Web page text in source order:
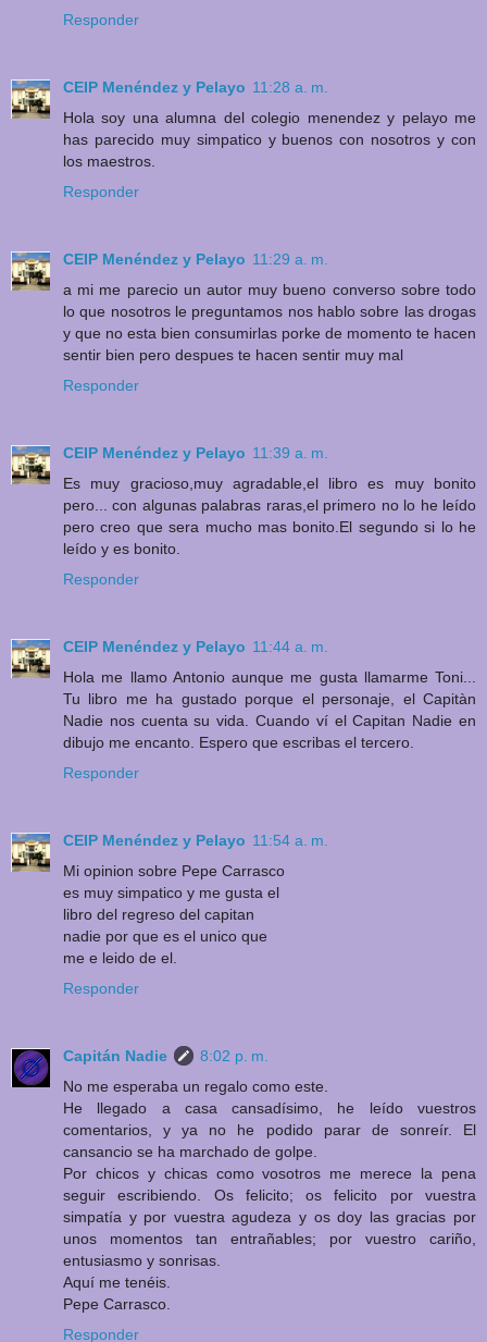
Responder
CEIP Menéndez y Pelayo 11:28 a. m.
Hola soy una alumna del colegio menendez y pelayo me
has parecido muy simpatico y buenos con nosotros y con
los maestros.
Responder
CEIP Menéndez y Pelayo 11:29 a. m.
a mi me parecio un autor muy bueno converso sobre todo
lo que nosotros le preguntamos nos hablo sobre las drogas
y que no esta bien consumirlas porke de momento te hacen
sentir bien pero despues te hacen sentir muy mal
Responder
CEIP Menéndez y Pelayo 11:39 a. m.
Es muy gracioso,muy agradable,el libro es muy bonito
pero... con algunas palabras raras,el primero no lo he leído
pero creo que sera mucho mas bonito.El segundo si lo he
leído y es bonito.
Responder
CEIP Menéndez y Pelayo 11:44 a. m.
Hola me llamo Antonio aunque me gusta llamarme Toni...
Tu libro me ha gustado porque el personaje, el Capitàn
Nadie nos cuenta su vida. Cuando ví el Capitan Nadie en
dibujo me encanto. Espero que escribas el tercero.
Responder
CEIP Menéndez y Pelayo 11:54 a. m.
Mi opinion sobre Pepe Carrasco
es muy simpatico y me gusta el
libro del regreso del capitan
nadie por que es el unico que
me e leido de el.
Responder
Capitán Nadie
8:02 p. m.
No me esperaba un regalo como este.
He llegado a casa cansadísimo, he leído vuestros
comentarios, y ya no he podido parar de sonreír. El
cansancio se ha marchado de golpe.
Por chicos y chicas como vosotros me merece la pena
seguir escribiendo. Os felicito; os felicito por vuestra
simpatía y por vuestra agudeza y os doy las gracias por
unos momentos tan entrañables; por vuestro cariño,
entusiasmo y sonrisas.
Aquí me tenéis.
Pepe Carrasco.
Responder